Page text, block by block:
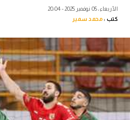
فانتازي في الجول
مسابقة التوقعات
فيديوهات
عدسات
آراء حرة
الأربعاء، 05 نوفمبر 2025 - 20:04
كتب :محمد سمير